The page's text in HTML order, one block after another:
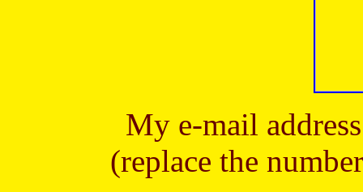
My e-mail
(replace the